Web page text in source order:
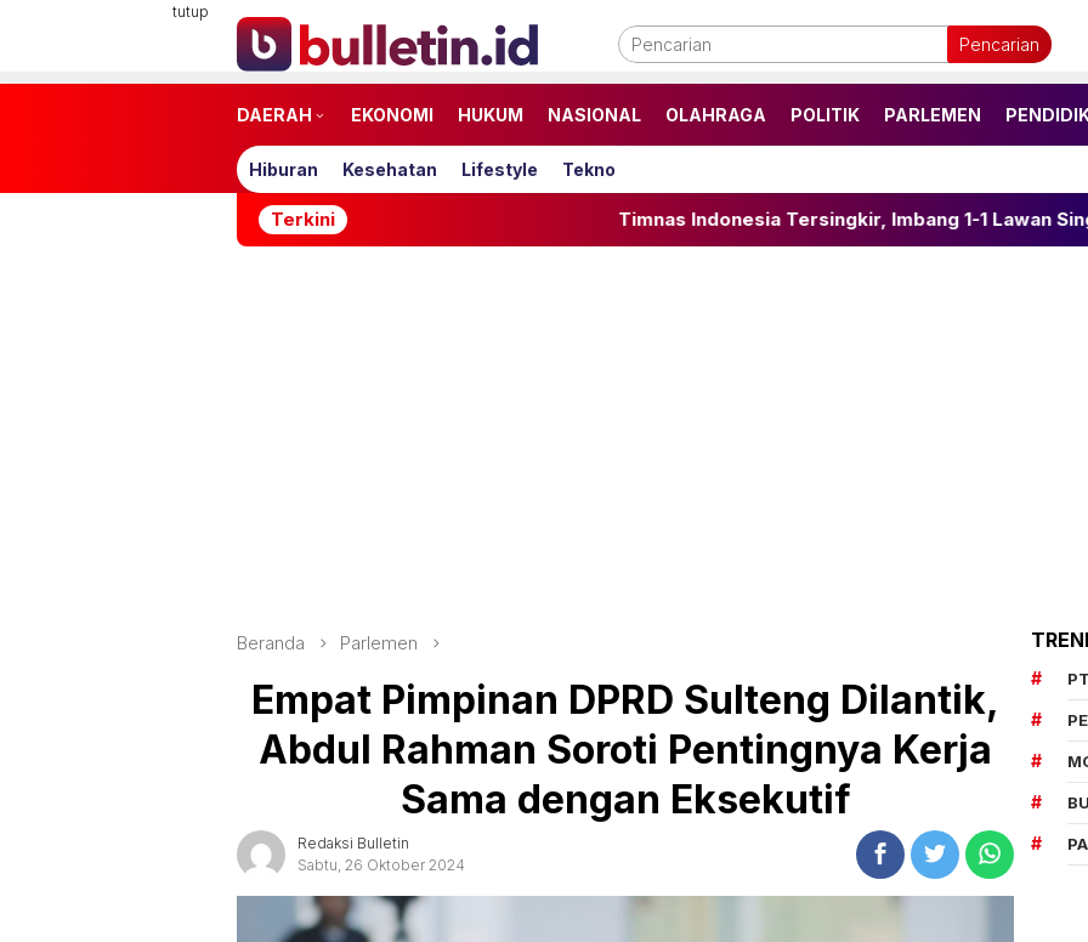
tutup
Pencarian
DAERAH EKONOMI HUKUM NASIONAL OLAHRAGA POLITIK PARLEMEN
Hiburan Kesehatan Lifestyle Tekno
Terkini Timnas Indonesia Tersingkir, Imbang 1-1 Lawan Singapura di Laga
Beranda Parlemen
Empat Pimpinan DPRD Sulteng Dilantik,
Abdul Rahman Soroti Pentingnya Kerja
Sama dengan Eksekutif
Redaksi Bulletin
Sabtu, 26 Oktober 2024